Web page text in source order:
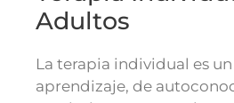
Adultos
La terapia individual es
aprendizaje, de